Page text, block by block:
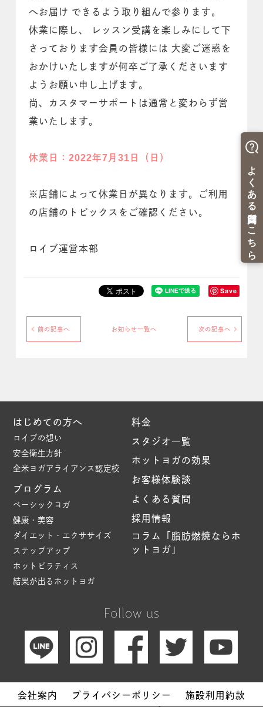
へお届け できるよう取り組んで参ります。
休業に際し、 レッスン受講を楽しみにして下
さっております会員の皆様には 大変ご迷惑を
おかけいたしますが何卒ご了承くださいます
ようお願い申し上げます。
尚、カスタマーサポートは通常と変わらず営
業いたします。
休業日：2022年7月31日（日）
※店舗によって休業日が異なります。ご利用
の店舗のトピックスをご確認ください。
ロイブ運営本部
Save
前の記事へ お知らせ一覧へ 次の記事へ
Follow us
はじめての方へ
ロイブの想い
安全衛生方針
全米ヨガアライアンス認定校
プログラム
ベーシックヨガ
健康・美容
ダイエット・エクササイズ
ステップアップ
ホットピラティス
結果が出るホットヨガ
料金
スタジオ一覧
ホットヨガの効果
お客様体験談
よくある質問
採用情報
コラム「脂肪燃焼ならホ
ットヨガ」
会社案内 プライバシーポリシー
施設利用約款